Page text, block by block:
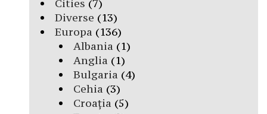
Cities (7)
Diverse (13)
Europa (136)
Albania (1)
Anglia (1)
Bulgaria (4)
Cehia (3)
Croația (5)